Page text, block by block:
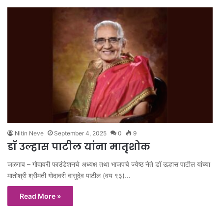
Nitin Neve September 4, 2025 0 9
डॉ उल्हास पाटील यांना मातृशोक
जळगाव – गोदावरी फाउंडेशनचे अध्यक्ष तथा भाजपचे ज्येष्ठ नेते डॉ उल्हास पाटील यांच्या
मातोश्री श्रीमती गोदावरी वासुदेव पाटील (वय ९३)…
Read More »